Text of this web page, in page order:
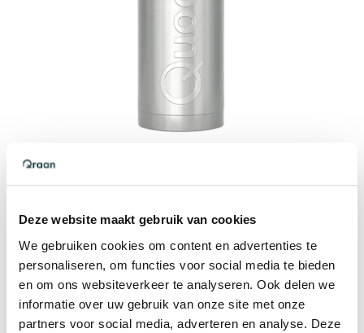
Deze website maakt gebruik van cookies
We gebruiken cookies om content en advertenties te
personaliseren, om functies voor social media te bieden
en om ons websiteverkeer te analyseren. Ook delen we
informatie over uw gebruik van onze site met onze
partners voor social media, adverteren en analyse. Deze
Quooker PRO3 reservoir
3 Liter 1600 watt
Direct kokend-water beschikbaar, dit reservoir
wordt aangesloten op de koudwaterleiding.
Het PRO3 reservoir heeft een inhoud van 3 Liter